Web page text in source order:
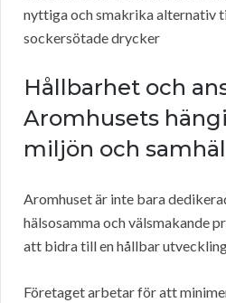
nyttiga och smakrika alternativ
sockersötade drycker
Hållbarhet och
Aromhusets
miljön och
Aromhuset är inte bara
hälsosamma och välsmakande
att bidra till en hållbar
Företaget arbetar för att